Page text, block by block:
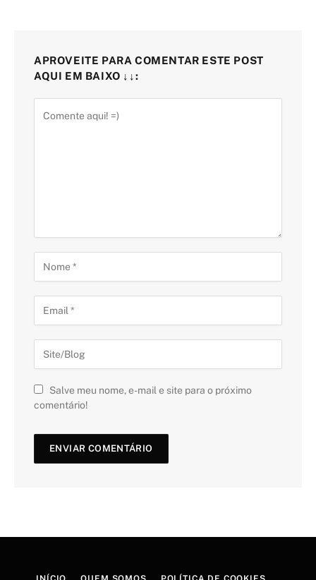
APROVEITE PARA COMENTAR ESTE POST
AQUI EM BAIXO ↓↓:
Salve meu nome, e-mail e site para o próximo
comentário!